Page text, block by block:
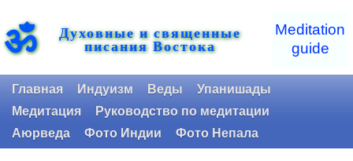
ॐ Духовные и священные
писания Востока
Meditation
guide
Главная Индуизм Веды
Упанишады
Медитация
Руководство по медитации
Аюрведа
Фото Индии Фото Непала